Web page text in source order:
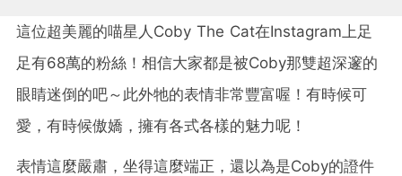
這位超美麗的喵星人Coby The Cat在Instagram上足
足有68萬的粉絲！相信大家都是被Coby那雙超深邃的
眼睛迷倒的吧～此外牠的表情非常豐富喔！有時候可
愛，有時候傲嬌，擁有各式各樣的魅力呢！
表情這麼嚴肅，坐得這麼端正，還以為是Coby的證件